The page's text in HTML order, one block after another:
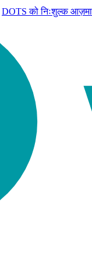
DOTS को निःशुल्क